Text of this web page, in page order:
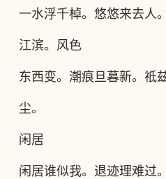
一水浮千棹。悠悠来去人
江滨。风色
东西变。潮痕旦暮新。祗
尘。
闲居
闲居谁似我。退迹理难过